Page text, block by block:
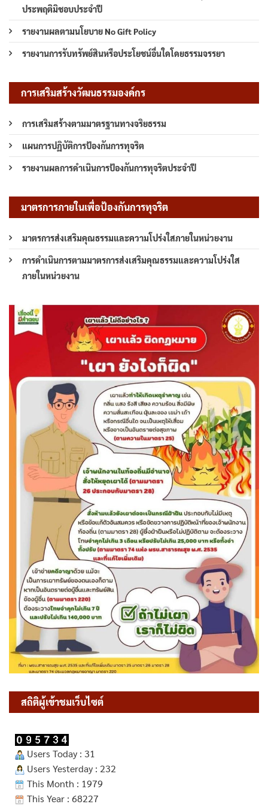
ประพฤติมิชอบประจำปี
รายงานผลตามนโยบาย No Gift Policy
รายงานการรับทรัพย์สินหรือประโยชน์อื่นใดโดยธรรมจรรยา
การเสริมสร้างวัฒนธรรมองค์กร
การเสริมสร้างตามมาตรฐานทางจริยธรรม
แผนการปฏิบัติการป้องกันการทุจริต
รายงานผลการดำเนินการป้องกันการทุจริตประจำปี
มาตรการภายในเพื่อป้องกันการทุจริต
มาตรการส่งเสริมคุณธรรมและความโปร่งใสภายในหน่วยงาน
การดำเนินการตามมาตรการส่งเสริมคุณธรรมและความโปร่งใส
ภายในหน่วยงาน
สถิติผู้เข้าชมเว็บไซต์
Users Today : 31
Users Yesterday : 232
This Month : 1979
This Year : 68227